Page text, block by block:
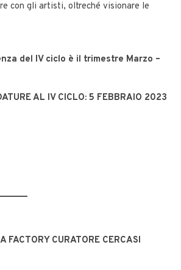
con gli artisti, oltreché visionare le
del IV ciclo è il trimestre Marzo –
AL IV CICLO: 5 FEBBRAIO 2023
FACTORY CURATORE CERCASI